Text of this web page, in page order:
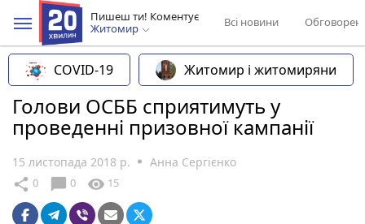
Пишеш ти! Коментує
Житомир
Всі новини
COVID-19 Житомир і житомиряни
Голови ОСББ сприятимуть у
проведенні призовної кампанії
15 листопада 2018 р. Анна Сергієнко
share 0 chat_bubble 0 visibility 15